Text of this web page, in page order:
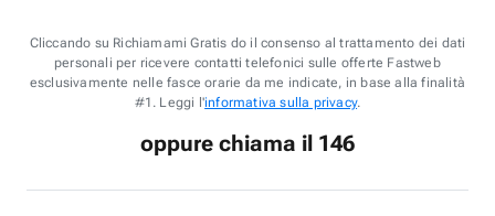
Cliccando su Richiamami Gratis do il consenso al trattamento dei dati
personali per ricevere contatti telefonici sulle offerte Fastweb
esclusivamente nelle fasce orarie da me indicate, in base alla finalità
#1. Leggi l'informativa sulla privacy.
oppure chiama il 146